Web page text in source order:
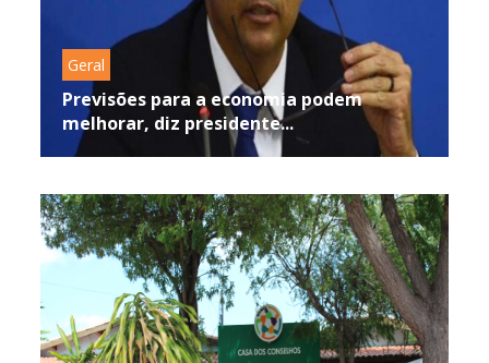
Geral
Previsões para a economia podem
melhorar, diz presidente...